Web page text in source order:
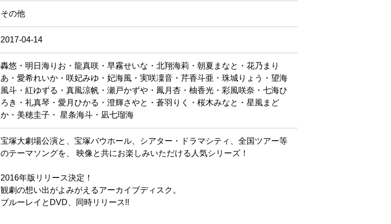
その他
2017-04-14
轟悠・明日海りお・龍真咲・早霧せいな・北翔海莉・朝夏まなと・花乃まり
あ・愛希れいか・咲妃みゆ・妃海風・実咲凜音・芹香斗亜・珠城りょう・望海
風斗・紅ゆずる・真風涼帆・瀬戸かずや・鳳月杏・柚香光・彩風咲奈・七海ひ
ろき・礼真琴・愛月ひかる・澄輝さやと・蒼羽りく・桜木みなと・星風まど
か・美穂圭子・ 星条海斗・凪七瑠海
宝塚大劇場公演と、宝塚バウホール、シアター・ドラマシティ、全国ツアー等
のテーマソングを、 映像と共にお楽しみいただける人気シリーズ！
2016年版リリース決定！
観劇の想い出がよみがえるアーカイブディスク。
ブルーレイとDVD、同時リリース!!